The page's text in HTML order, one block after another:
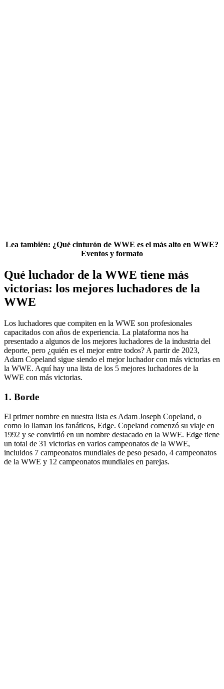
Lea también: ¿Qué cinturón de WWE es el más alto en WWE?
Eventos y formato
Qué luchador de la WWE tiene más
victorias: los mejores luchadores de la
WWE
Los luchadores que compiten en la WWE son profesionales
capacitados con años de experiencia. La plataforma nos ha
presentado a algunos de los mejores luchadores de la industria del
deporte, pero ¿quién es el mejor entre todos? A partir de 2023,
Adam Copeland sigue siendo el mejor luchador con más victorias en
la WWE. Aquí hay una lista de los 5 mejores luchadores de la
WWE con más victorias.
1. Borde
El primer nombre en nuestra lista es Adam Joseph Copeland, o
como lo llaman los fanáticos, Edge. Copeland comenzó su viaje en
1992 y se convirtió en un nombre destacado en la WWE. Edge tiene
un total de 31 victorias en varios campeonatos de la WWE,
incluidos 7 campeonatos mundiales de peso pesado, 4 campeonatos
de la WWE y 12 campeonatos mundiales en parejas.